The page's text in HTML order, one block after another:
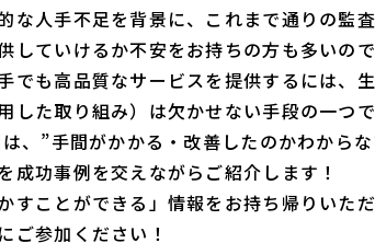
な人手不足を背景に、これまで通りの監
していけるか不安をお持ちの方も多いの
でも高品質なサービスを提供するには、
した取り組み）は欠かせない手段の一つで
、”手間がかかる・改善したのかわから
成功事例を交えながらご紹介します！
すことができる」情報をお持ち帰りいた
ご参加ください！